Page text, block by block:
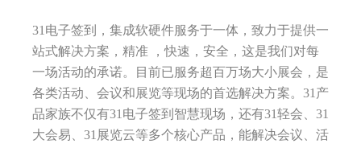
31电子签到，集成软硬件服务于一体，致力于提供一
站式解决方案，精准 ，快速，安全，这是我们对每
一场活动的承诺。目前已服务超百万场大小展会，是
各类活动、会议和展览等现场的首选解决方案。31产
品家族不仅有31电子签到智慧现场，还有31轻会、31
大会易、31展览云等多个核心产品，能解决会议、活